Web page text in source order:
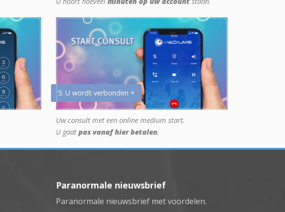
5. U wordt verbonden +
Uw consult met een online medium start.
U gaat pas vanaf hier betalen.
Paranormale nieuwsbrief
Paranormale nieuwsbrief met voordelen.